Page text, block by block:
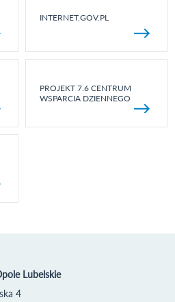
INTERNET.GOV.PL
PROJEKT 7.6 CENTRUM
WSPARCIA DZIENNEGO
Lubelskie
4